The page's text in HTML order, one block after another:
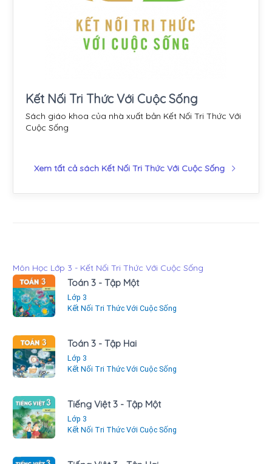
Kết Nối Tri Thức Với Cuộc Sống
Sách giáo khoa của nhà xuất bản Kết Nối Tri Thức Với
Cuộc Sống
Xem tất cả sách Kết Nối Tri Thức Với Cuộc Sống
Môn Học Lớp 3 - Kết Nối Tri Thức Với Cuộc Sống
Toán 3 - Tập Một
Lớp 3
Kết Nối Tri Thức Với Cuộc Sống
Toán 3 - Tập Hai
Lớp 3
Kết Nối Tri Thức Với Cuộc Sống
Tiếng Việt 3 - Tập Một
Lớp 3
Kết Nối Tri Thức Với Cuộc Sống